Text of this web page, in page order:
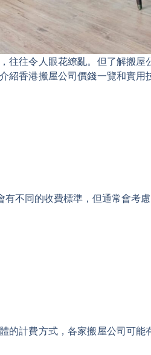
往往令人眼花繚亂。但了解搬屋
紹香港搬屋公司價錢一覽和實用
不同的收費標準，但通常會考慮
的計費方式，各家搬屋公司可能